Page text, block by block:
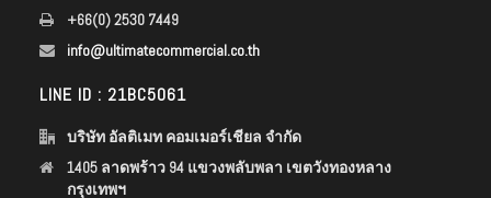
+66(0) 2530 7449
info@ultimatecommercial.co.th
LINE ID : 21BC5061
บริษัท อัลติเมท คอมเมอร์เชียล จำกัด
1405 ลาดพร้าว 94 แขวงพลับพลา เขตวังทองหลาง
กรุงเทพฯ